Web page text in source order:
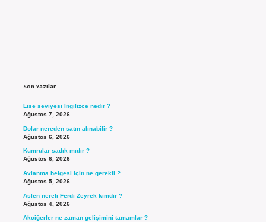
Son Yazılar
Lise seviyesi İngilizce nedir ?
Ağustos 7, 2026
Dolar nereden satın alınabilir ?
Ağustos 6, 2026
Kumrular sadık mıdır ?
Ağustos 6, 2026
Avlanma belgesi için ne gerekli ?
Ağustos 5, 2026
Aslen nereli Ferdi Zeyrek kimdir ?
Ağustos 4, 2026
Akciğerler ne zaman gelişimini tamamlar ?